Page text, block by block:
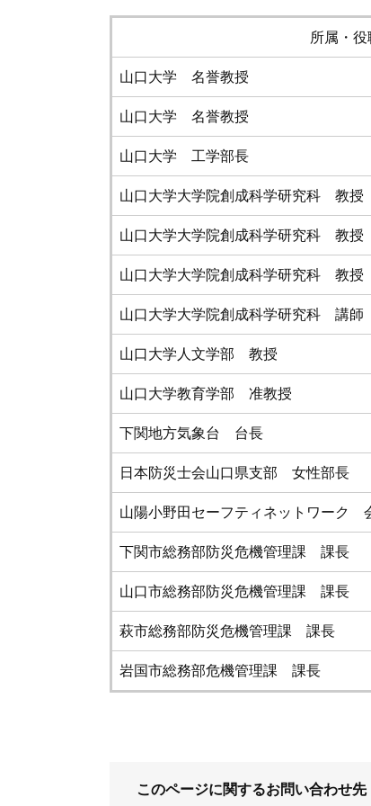
所属・役
山口大学 名誉教授
山口大学 名誉教授
山口大学 工学部長
山口大学大学院創成科学研究科 教授
山口大学大学院創成科学研究科 教授
山口大学大学院創成科学研究科 教授
山口大学大学院創成科学研究科 講師
山口大学人文学部 教授
山口大学教育学部 准教授
下関地方気象台 台長
日本防災士会山口県支部 女性部長
山陽小野田セーフティネットワーク
下関市総務部防災危機管理課 課長
山口市総務部防災危機管理課 課長
萩市総務部防災危機管理課 課長
岩国市総務部危機管理課 課長
このページに関するお問い合わせ先